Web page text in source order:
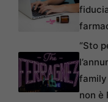
“Sto
non è